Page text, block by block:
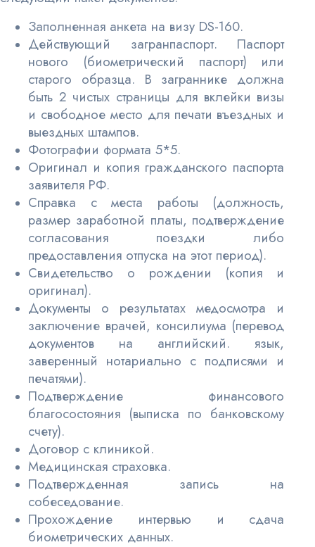
Заполненная анкета на визу DS-160.
Действующий загранпаспорт. Паспорт
нового (биометрический паспорт) или
старого образца. В заграннике должна
быть 2 чистых страницы для вклейки визы
и свободное место для печати въездных и
выездных штампов.
Фотографии формата 5*5.
Оригинал и копия гражданского паспорта
заявителя РФ.
Справка с места работы (должность,
размер заработной платы, подтверждение
согласования поездки либо
предоставления отпуска на этот период).
Свидетельство о рождении (копия и
оригинал).
Документы о результатах медосмотра и
заключение врачей, консилиума (перевод
документов на английский. язык,
заверенный нотариально с подписями и
печатями).
Подтверждение финансового
благосостояния (выписка по банковскому
счету).
Договор с клиникой.
Медицинская страховка.
Подтвержденная запись на
собеседование.
Прохождение интервью и сдача
биометрических данных.